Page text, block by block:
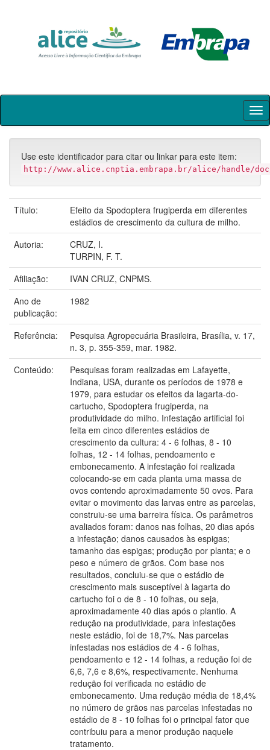
Skip
Use este identificador para citar ou linkar para este item:
http://www.alice.cnptia.embrapa.br/alice/handle/
Título:
Efeito da Spodoptera frugiperda em diferentes
estádios de crescimento da cultura de milho.
Autoria:
CRUZ, I.
TURPIN, F. T.
Afiliação:
IVAN CRUZ, CNPMS.
Ano de
publicação:
1982
Referência:
Pesquisa Agropecuária Brasileira, Brasília, v. 17,
n. 3, p. 355-359, mar. 1982.
Conteúdo:
Pesquisas foram realizadas em Lafayette,
Indiana, USA, durante os períodos de 1978 e
1979, para estudar os efeitos da lagarta-do-
cartucho, Spodoptera frugiperda, na
produtividade do milho. Infestação artificial foi
feita em cinco diferentes estádios de
crescimento da cultura: 4 - 6 folhas, 8 - 10
folhas, 12 - 14 folhas, pendoamento e
embonecamento. A infestação foi realizada
colocando-se em cada planta uma massa de
ovos contendo aproximadamente 50 ovos. Para
evitar o movimento das larvas entre as parcelas,
construiu-se uma barreira física. Os parâmetros
avaliados foram: danos nas folhas, 20 dias após
a infestação; danos causados às espigas;
tamanho das espigas; produção por planta; e o
peso e número de grãos. Com base nos
resultados, concluiu-se que o estádio de
crescimento mais susceptível à lagarta do
cartucho foi o de 8 - 10 folhas, ou seja,
aproximadamente 40 dias após o plantio. A
redução na produtividade, para infestações
neste estádio, foi de 18,7%. Nas parcelas
infestadas nos estádios de 4 - 6 folhas,
pendoamento e 12 - 14 folhas, a redução foi de
6,6, 7,6 e 8,6%, respectivamente. Nenhuma
redução foi verificada no estádio de
embonecamento. Uma redução média de 18,4%
no número de grãos nas parcelas infestadas no
estádio de 8 - 10 folhas foi o principal fator que
contribuiu para a menor produção naquele
tratamento.